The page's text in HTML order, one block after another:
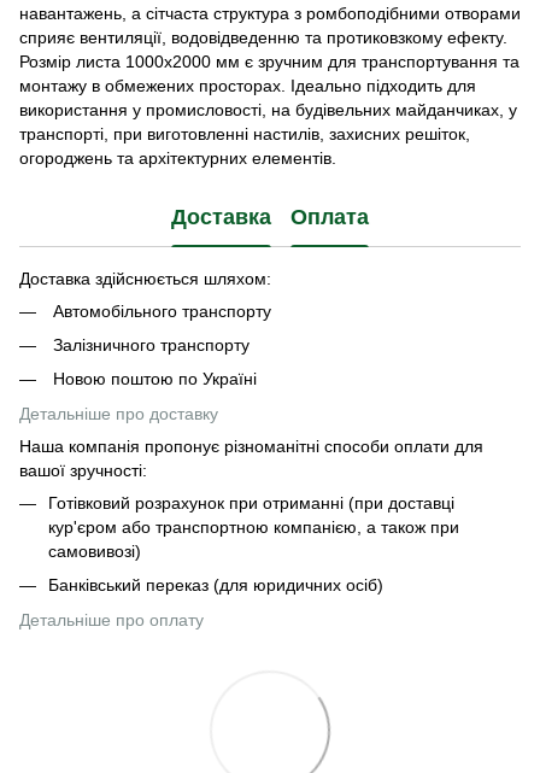
навантажень, а сітчаста структура з ромбоподібними отворами
сприяє вентиляції, водовідведенню та протиковзкому ефекту.
Розмір листа 1000х2000 мм є зручним для транспортування та
монтажу в обмежених просторах. Ідеально підходить для
використання у промисловості, на будівельних майданчиках, у
транспорті, при виготовленні настилів, захисних решіток,
огороджень та архітектурних елементів.
Доставка Оплата
Доставка здійснюється шляхом:
Автомобільного транспорту
Залізничного транспорту
Новою поштою по Україні
Детальніше про доставку
Наша компанія пропонує різноманітні способи оплати для
вашої зручності:
Готівковий розрахунок при отриманні (при доставці
кур'єром або транспортною компанією, а також при
самовивозі)
Банківський переказ (для юридичних осіб)
Детальніше про оплату